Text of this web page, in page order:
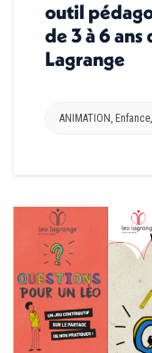
outil
de 3 à 6
Lagrange
ANIMATION , Enfance,